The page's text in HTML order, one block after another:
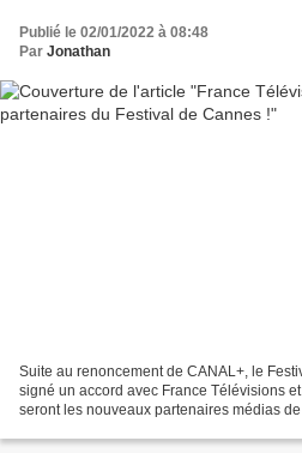
Publié le 02/01/2022 à 08:48
Par Jonathan
Suite au renoncement de CANAL+, le
signé un accord avec France Télévisions
seront les nouveaux partenaires médias